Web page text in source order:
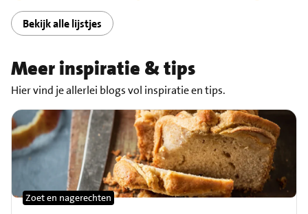
Bekijk alle lijstjes
Meer inspiratie & tips
Hier vind je allerlei blogs vol inspiratie en tips.
Zoet en nagerechten